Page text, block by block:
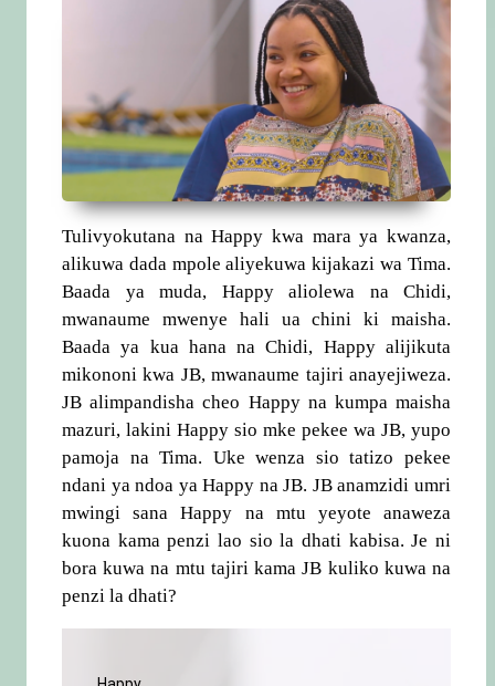
Tulivyokutana na Happy kwa mara ya kwanza,
alikuwa dada mpole aliyekuwa kijakazi wa Tima.
Baada ya muda, Happy aliolewa na Chidi,
mwanaume mwenye hali ua chini ki maisha.
Baada ya kua hana na Chidi, Happy alijikuta
mikononi kwa JB, mwanaume tajiri anayejiweza.
JB alimpandisha cheo Happy na kumpa maisha
mazuri, lakini Happy sio mke pekee wa JB, yupo
pamoja na Tima. Uke wenza sio tatizo pekee
ndani ya ndoa ya Happy na JB. JB anamzidi umri
mwingi sana Happy na mtu yeyote anaweza
kuona kama penzi lao sio la dhati kabisa. Je ni
bora kuwa na mtu tajiri kama JB kuliko kuwa na
penzi la dhati?